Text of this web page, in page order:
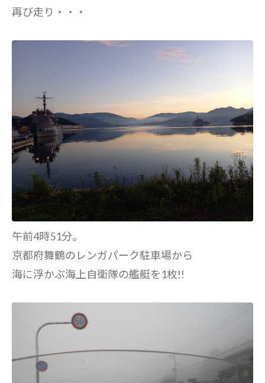
再び走り・・・
午前4時51分。
京都府舞鶴のレンガパーク駐車場から
海に浮かぶ海上自衛隊の艦艇を1枚!!